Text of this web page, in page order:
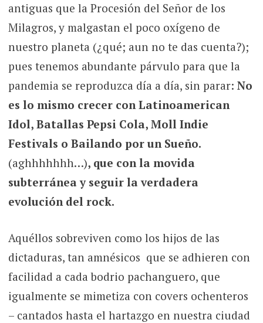
antiguas que la Procesión del Señor de los
Milagros, y malgastan el poco oxígeno de
nuestro planeta (¿qué; aun no te das cuenta?);
pues tenemos abundante párvulo para que la
pandemia se reproduzca día a día, sin parar: No
es lo mismo crecer con Latinoamerican
Idol, Batallas Pepsi Cola, Moll Indie
Festivals o Bailando por un Sueño.
(aghhhhhhh…), que con la movida
subterránea y seguir la verdadera
evolución del rock.
Aquéllos sobreviven como los hijos de las
dictaduras, tan amnésicos que se adhieren con
facilidad a cada bodrio pachanguero, que
igualmente se mimetiza con covers ochenteros
– cantados hasta el hartazgo en nuestra ciudad